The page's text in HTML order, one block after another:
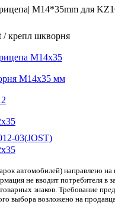
M14*35mm для
/ крепл шкворня
М14х35
М14х35 мм
03(JOST)
направлено на
не вводит потребителя
знаков. Требование
выбора возложено на